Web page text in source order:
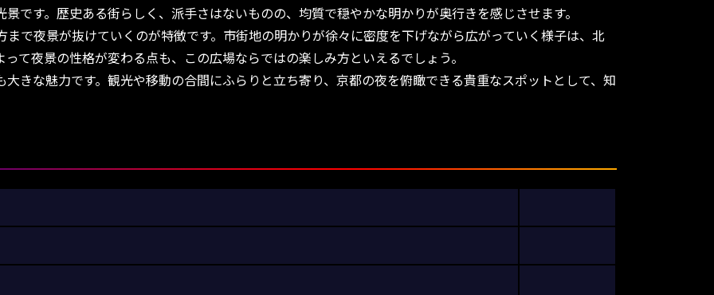
です。歴史ある街らしく、派手さはないものの、均質で穏やかな明かりが奥行きを感じさせます。
で夜景が抜けていくのが特徴です。市街地の明かりが徐々に密度を下げながら広がっていく様子は、北
て夜景の性格が変わる点も、この広場ならではの楽しみ方といえるでしょう。
きな魅力です。観光や移動の合間にふらりと立ち寄り、京都の夜を俯瞰できる貴重なスポットとして、知